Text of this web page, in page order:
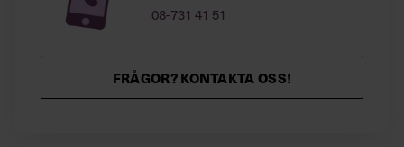
08-731 41 51
FRÅGOR? KONTAKTA OSS!